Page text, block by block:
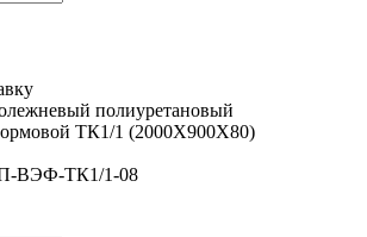
полиуретановый
ТК1/1 (2000Х900Х80)
ВЭФ-ТК1/1-08